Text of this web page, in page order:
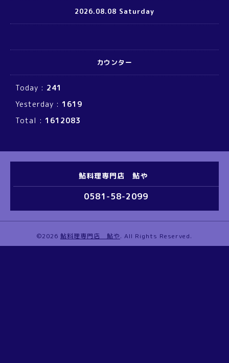
2026.08.08 Saturday
カウンター
Today : 241
Yesterday : 1619
Total : 1612083
鮎料理専門店 鮎や
0581-58-2099
©2026 鮎料理専門店 鮎や. All Rights Reserved.